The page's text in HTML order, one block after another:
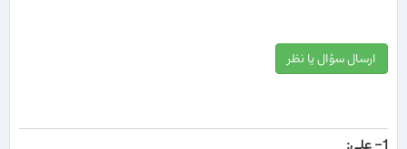
ارسال سؤال یا نظر